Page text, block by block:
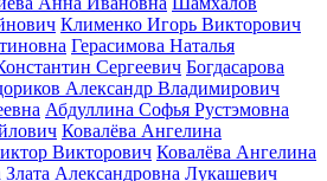
Клименко Игорь Викторович
Герасимова Наталья
Сергеевич Богдасарова
Александр Владимирович
Абдуллина Софья Рустэмовна
Ковалёва Ангелина
Викторович Ковалёва Ангелина
Злата Александровна Лукашевич